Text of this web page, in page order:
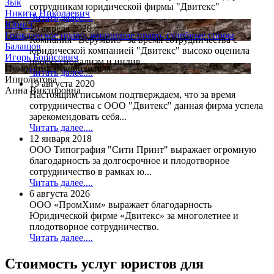
Зык
Никита Николаевич
Юрист
Гражданское право, жилищное право, судебные споры
Балашов
Игорь Борисович
Помощник руководителя
Ипполитова
Анна Викторовна
сотрудникам юридической фирмы "Двитекс"
Читать далее....
20 апреля 2020
Компания "ВерумБио" за время сотрудничества с
юридической компанией "Двитекс" высоко оценила
профессионализм и индив...
Читать далее....
19 августа 2020
Настоящим письмом подтверждаем, что за время
сотрудничества с ООО "Двитекс" данная фирма успела
зарекомендовать себя...
Читать далее....
12 января 2018
ООО Типография "Сити Принт" выражает огромную
благодарность за долгосрочное и плодотворное
сотрудничество в рамках ю...
Читать далее....
6 августа 2026
ООО «ПромХим» выражает благодарность
Юридической фирме «Двитекс» за многолетнее и
плодотворное сотрудничество.
Читать далее....
Стоимость услуг юристов для